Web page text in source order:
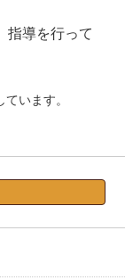
指導を行って
います。